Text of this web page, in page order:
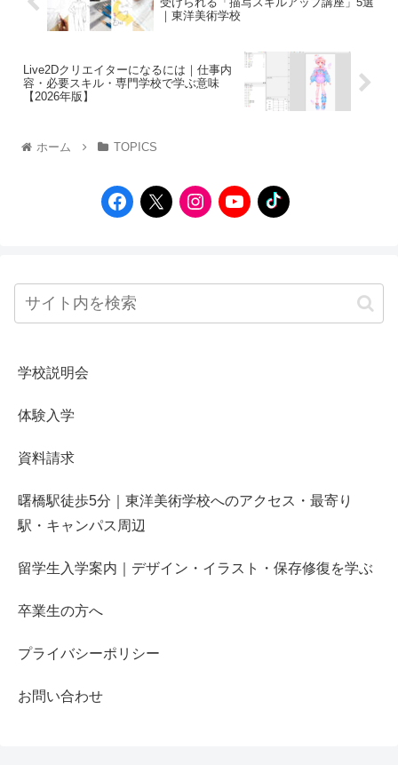
｜東洋美術学校
Live2Dクリエイターになるには｜仕事内
容・必要スキル・専門学校で学ぶ意味
【2026年版】
ホーム TOPICS
学校説明会
体験入学
資料請求
曙橋駅徒歩5分｜東洋美術学校へのアクセス・最寄り
駅・キャンパス周辺
留学生入学案内｜デザイン・イラスト・保存修復を学ぶ
卒業生の方へ
プライバシーポリシー
お問い合わせ